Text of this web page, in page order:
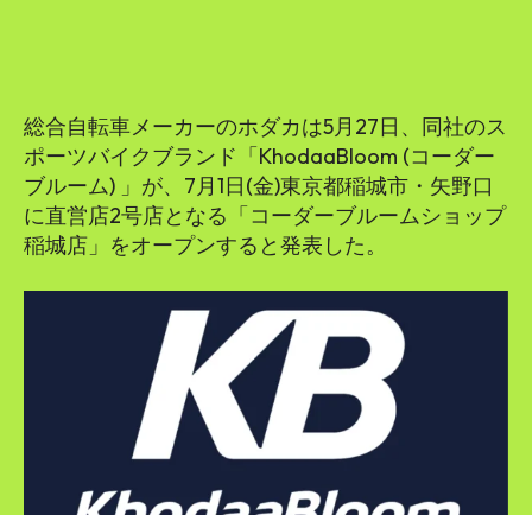
総合自転車メーカーのホダカは5月27日、同社のス
ポーツバイクブランド「KhodaaBloom (コーダー
ブルーム) 」が、7月1日(金)東京都稲城市・矢野口
に直営店2号店となる「コーダーブルームショップ
稲城店」をオープンすると発表した。